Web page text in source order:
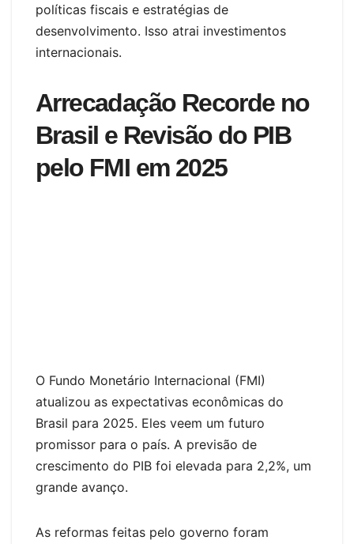
políticas fiscais e estratégias de
desenvolvimento. Isso atrai investimentos
internacionais.
Arrecadação Recorde no
Brasil e Revisão do PIB
pelo FMI em 2025
O Fundo Monetário Internacional (FMI)
atualizou as expectativas econômicas do
Brasil para 2025. Eles veem um futuro
promissor para o país. A previsão de
crescimento do PIB foi elevada para 2,2%, um
grande avanço.
As reformas feitas pelo governo foram